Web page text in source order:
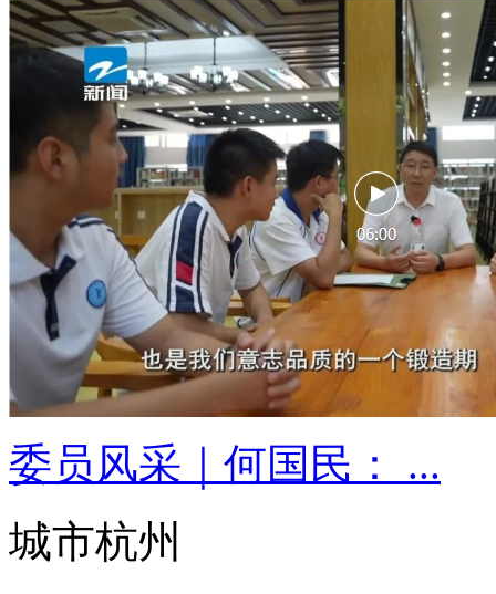
委员风采｜何国民： ...
城市杭州